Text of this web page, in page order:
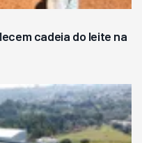
cadeia do leite na